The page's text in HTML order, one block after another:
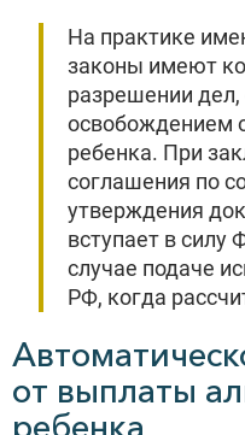
На практике
законы имеют
разрешении дел,
освобождением
ребенка. При
соглашения по
утверждения
вступает в силу
случае подаче
РФ, когда
от выплаты
ребенка